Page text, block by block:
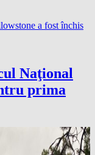
Naţional
prima